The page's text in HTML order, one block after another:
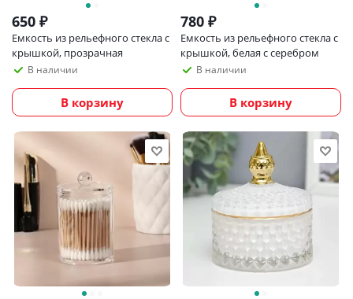
650 ₽
Емкость из рельефного стекла с
крышкой, прозрачная
В наличии
В корзину
780 ₽
Емкость из рельефного стекла с
крышкой, белая с серебром
В наличии
В корзину